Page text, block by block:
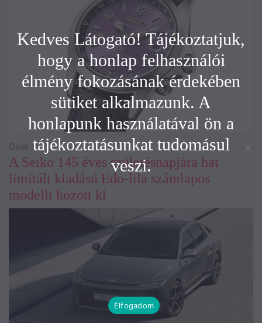
A Seiko 145 éves születésnapjára hat
limitált kiadású Edo-lila számlapos
modellt hozott ki
Divat
Kedves Látogató! Tájékoztatjuk,
hogy a honlap felhasználói
élmény fokozásának érdekében
sütiket alkalmazunk. A
honlapunk használatával ön a
tájékoztatásunkat tudomásul
veszi.
Elfogadom